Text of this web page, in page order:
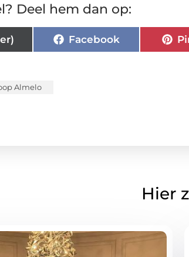
Deel hem dan op:
Facebook
Almelo
Hier